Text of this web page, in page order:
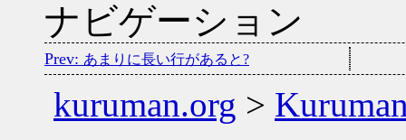
ナビゲーション
あまりに長い行があると?
kuruman.org >